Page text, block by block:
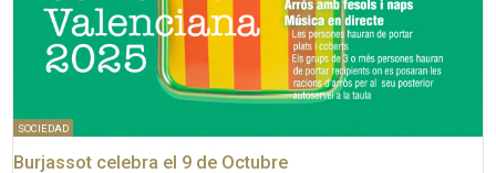
SOCIEDAD
Burjassot celebra el 9 de Octubre